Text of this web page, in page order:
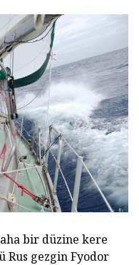
bir düzine kere
Rus gezgin Fyodor